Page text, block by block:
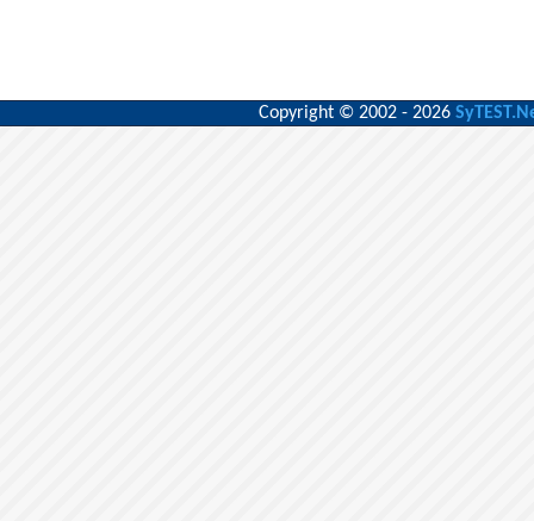
Copyright © 2002 - 2026